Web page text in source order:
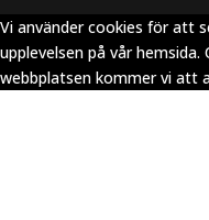
Vi använder cookies för att
upplevelsen på vår
webbplatsen kommer vi att